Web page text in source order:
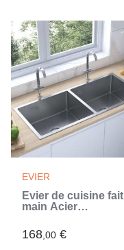
EVIER
Évier de cuisine fait
main Acier
168,00 €